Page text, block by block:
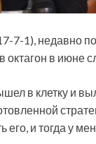
7-1), недавно
октагон в июне
в клетку и
его, и тогда у